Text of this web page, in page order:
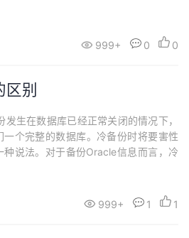
于没有IP地址，会自动发送以discover
目的地址为2...
999+ 0 0
别
数据库已经正常关闭的情况下，
一个完整的数据库。冷备份时将要害性
说法。对于备份Oracle信息而言，冷
文件） ２、 轻易归档（简单拷贝即
时间点上（只需将文件再拷贝回去）
999+ 1 1